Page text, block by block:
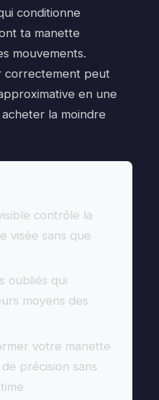
conditionne
ta manette
mouvements.
correctement peut
en une
la moindre
contrôle la
visée sans que
oubliés qui
moyens des
votre manette
précision sans